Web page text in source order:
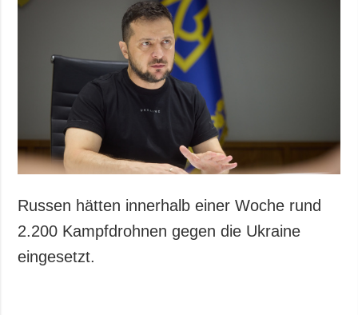
Russen hätten innerhalb einer Woche rund
2.200 Kampfdrohnen gegen die Ukraine
eingesetzt.